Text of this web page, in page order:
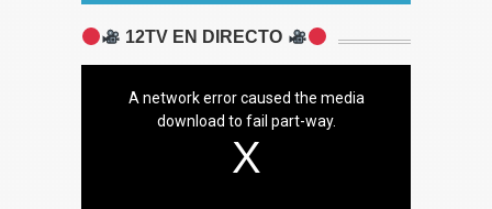
12TV EN DIRECTO
A network error caused the media
download to fail part-way.